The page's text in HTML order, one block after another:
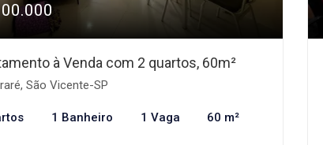
à Venda com 2 quartos, 60m²
São Vicente-SP
1 Banheiro 1 Vaga 60 m²